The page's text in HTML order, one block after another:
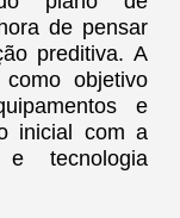
de pensar
preditiva. A
objetivo
e
inicial com a
tecnologia